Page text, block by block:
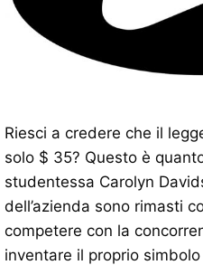
Riesci a credere che il
solo $ 35? Questo è
studentessa Carolyn
dell’azienda sono rimasti
competere con la
inventare il proprio